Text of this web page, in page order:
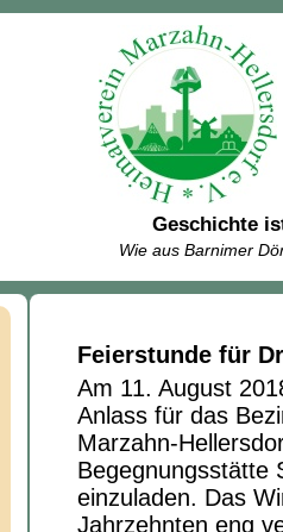
Geschichte
Wie aus Barnimer
Feierstunde für
Am 11. August
Anlass für das
Marzahn-
Begegnungsstätte
einzuladen. Das
Jahrzehnten eng